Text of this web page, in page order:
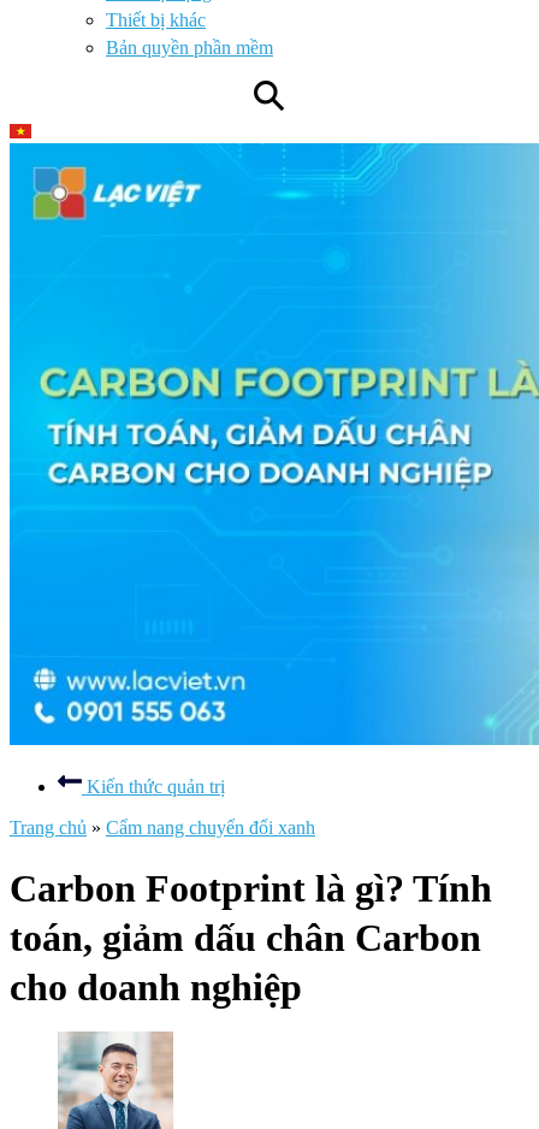
Thiết bị khác
Bản quyền phần mềm
⚲
Kiến thức quản trị
Trang chủ » Cẩm nang chuyển đổi xanh
Carbon Footprint là gì? Tính
toán, giảm dấu chân Carbon
cho doanh nghiệp